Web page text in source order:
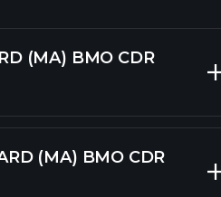
(MA) BMO CDR
(MA) BMO CDR